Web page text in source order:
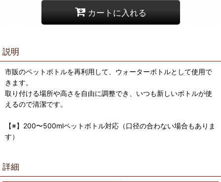
カートに入れる
説明
市販のペットボトルを再利用して、ウォーターボトルとして使用で
きます。
取り付ける場所や高さを自由に調整でき、いつも新しいボトルが使
えるので清潔です。
【※】200〜500mlペットボトル対応（口径の合わない場合もありま
す）
詳細